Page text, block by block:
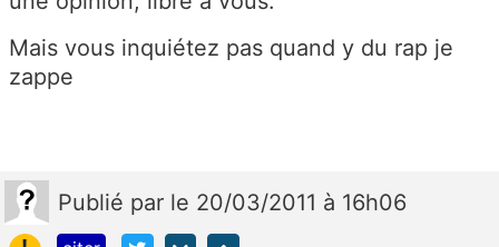
Mais vous inquiétez pas quand y du rap je
zappe
Publié par le 20/03/2011 à 16h06